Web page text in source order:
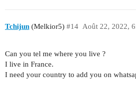
Tchijun (Melkior5) Août 22, 2022,
#14
Can you tel me where you live ?
I live in France.
I need your country to add you on